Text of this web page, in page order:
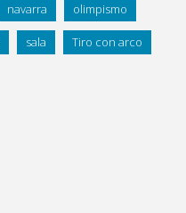
navarra olimpismo
sala Tiro con arco